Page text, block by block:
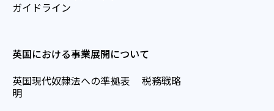
ガイドライン
英国における事業展開について
英国現代奴隷法への準拠表
明
税務戦略